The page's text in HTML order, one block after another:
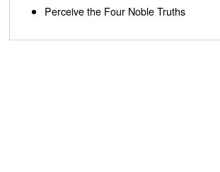
Perceive the Four Noble Truths